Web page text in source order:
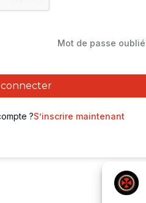
Mot de passe
connecter
?S’inscrire maintenant